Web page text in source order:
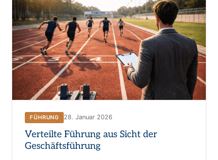
FÜHRUNG 28. Januar 2026
Verteilte Führung aus Sicht der
Geschäftsführung